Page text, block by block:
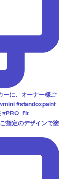
指定のデザインで塗